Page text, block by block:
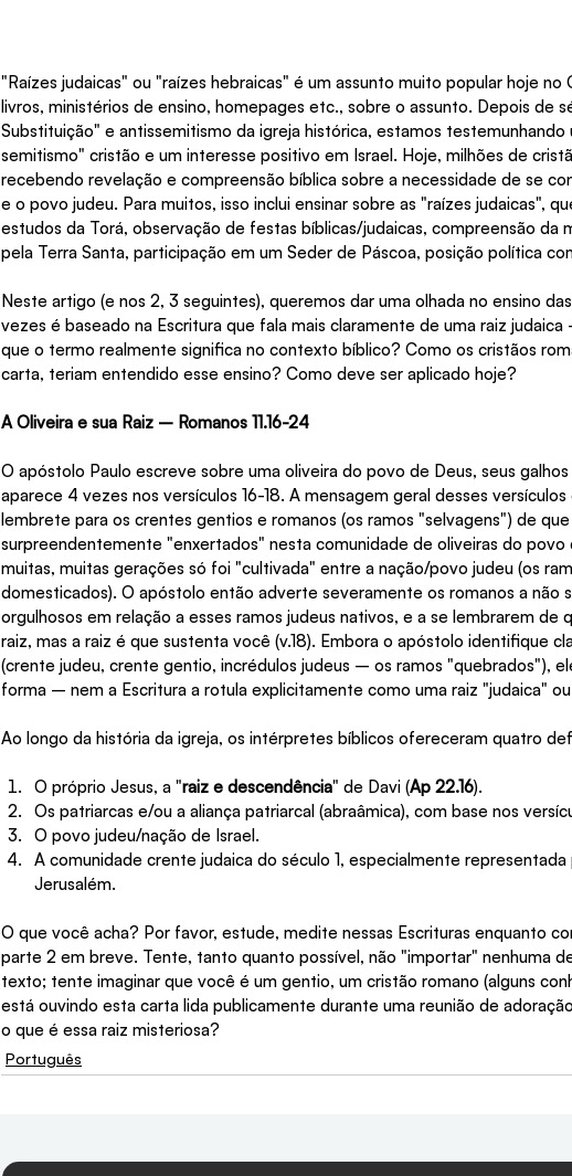
"Raízes judaicas" ou "raízes hebraicas" é um assunto muito popular hoje
livros, ministérios de ensino, homepages etc., sobre o assunto. Depois de
Substituição" e antissemitismo da igreja histórica, estamos
semitismo" cristão e um interesse positivo em Israel. Hoje, milhões de
recebendo revelação e compreensão bíblica sobre a necessidade de se
e o povo judeu. Para muitos, isso inclui ensinar sobre as "raízes judaicas",
estudos da Torá, observação de festas bíblicas/judaicas, compreensão da
pela Terra Santa, participação em um Seder de Páscoa, posição política
Neste artigo (e nos 2, 3 seguintes), queremos dar uma olhada no ensino
vezes é baseado na Escritura que fala mais claramente de uma raiz
que o termo realmente significa no contexto bíblico? Como os cristãos
carta, teriam entendido esse ensino? Como deve ser aplicado hoje?
A Oliveira e sua Raiz – Romanos 11.16-24
O apóstolo Paulo escreve sobre uma oliveira do povo de Deus, seus galhos
aparece 4 vezes nos versículos 16-18. A mensagem geral desses
lembrete para os crentes gentios e romanos (os ramos "selvagens") de
surpreendentemente "enxertados" nesta comunidade de oliveiras do
muitas, muitas gerações só foi "cultivada" entre a nação/povo judeu (os
domesticados). O apóstolo então adverte severamente os romanos a não
orgulhosos em relação a esses ramos judeus nativos, e a se lembrarem de
raiz, mas a raiz é que sustenta você (v.18). Embora o apóstolo identifique
(crente judeu, crente gentio, incrédulos judeus – os ramos "quebrados"),
forma – nem a Escritura a rotula explicitamente como uma raiz "judaica"
Ao longo da história da igreja, os intérpretes bíblicos ofereceram quatro
O próprio Jesus, a "raiz e descendência" de Davi (Ap 22.16).
Os patriarcas e/ou a aliança patriarcal (abraâmica), com base nos
O povo judeu/nação de Israel.
A comunidade crente judaica do século 1, especialmente
Jerusalém.
O que você acha? Por favor, estude, medite nessas Escrituras enquanto
parte 2 em breve. Tente, tanto quanto possível, não "importar" nenhuma
texto; tente imaginar que você é um gentio, um cristão romano (alguns
está ouvindo esta carta lida publicamente durante uma reunião de
o que é essa raiz misteriosa?
Português